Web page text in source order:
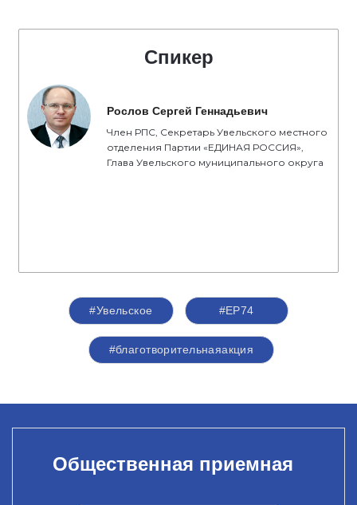
Спикер
Рослов Сергей Геннадьевич
Член РПС, Секретарь Увельского местного
отделения Партии «ЕДИНАЯ РОССИЯ»,
Глава Увельского муниципального округа
#Увельское #ЕР74
#благотворительнаяакция
Общественная приемная